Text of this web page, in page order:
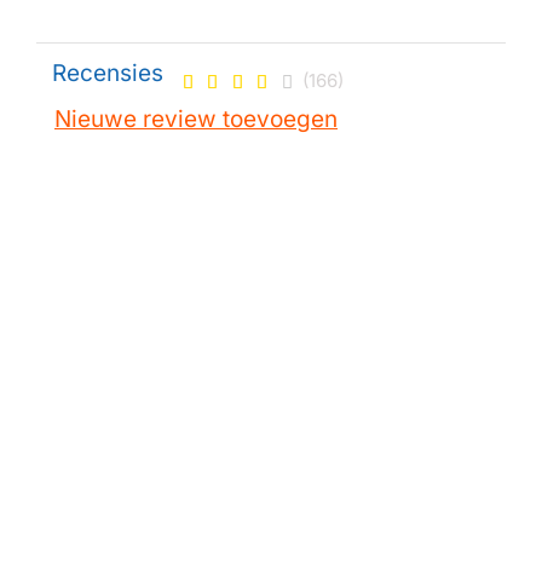
Recensies (166)
Nieuwe review toevoegen